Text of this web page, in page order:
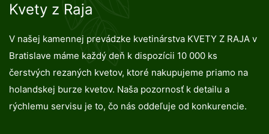
Kvety z Raja
V našej kamennej prevádzke kvetinárstva KVETY Z RAJA v
Bratislave máme každý deň k dispozícii 10 000 ks
čerstvých rezaných kvetov, ktoré nakupujeme priamo na
holandskej burze kvetov. Naša pozornosť k detailu a
rýchlemu servisu je to, čo nás oddeľuje od konkurencie.